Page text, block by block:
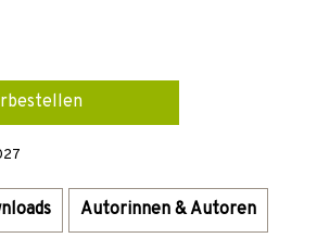
Autorinnen & Autoren